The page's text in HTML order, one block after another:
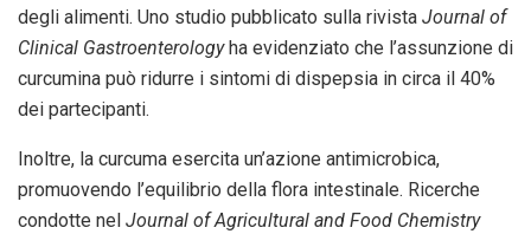
degli alimenti. Uno studio pubblicato sulla rivista Journal of
Clinical Gastroenterologyha evidenziato che l’assunzione di
curcumina può ridurre i sintomi di dispepsia in circa il 40%
dei partecipanti.
Inoltre, la curcuma esercita un’azione antimicrobica,
promuovendo l’equilibrio della flora intestinale. Ricerche
condotte nel Journal of Agricultural and Food Chemistry